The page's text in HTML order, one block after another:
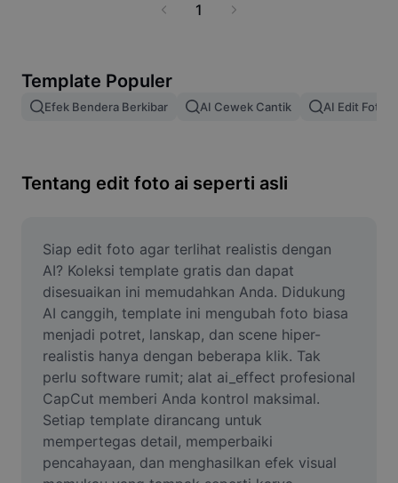
Hapus latar belakang gambar
Penyempurna Gambar
Editor Foto Online
Pembuat Meme
AI Text Remover
AI People Remover
AI Inpainting
Face Cutout
Lainnya
1
Template Populer
Efek Bendera Berkibar AI Cewek Cantik AI Edit Foto
Tentang edit foto ai seperti asli
Siap edit foto agar terlihat realistis dengan
AI? Koleksi template gratis dan dapat
disesuaikan ini memudahkan Anda. Didukung
AI canggih, template ini mengubah foto biasa
menjadi potret, lanskap, dan scene hiper-
realistis hanya dengan beberapa klik. Tak
perlu software rumit; alat ai_effect profesional
CapCut memberi Anda kontrol maksimal.
Setiap template dirancang untuk
mempertegas detail, memperbaiki
pencahayaan, dan menghasilkan efek visual